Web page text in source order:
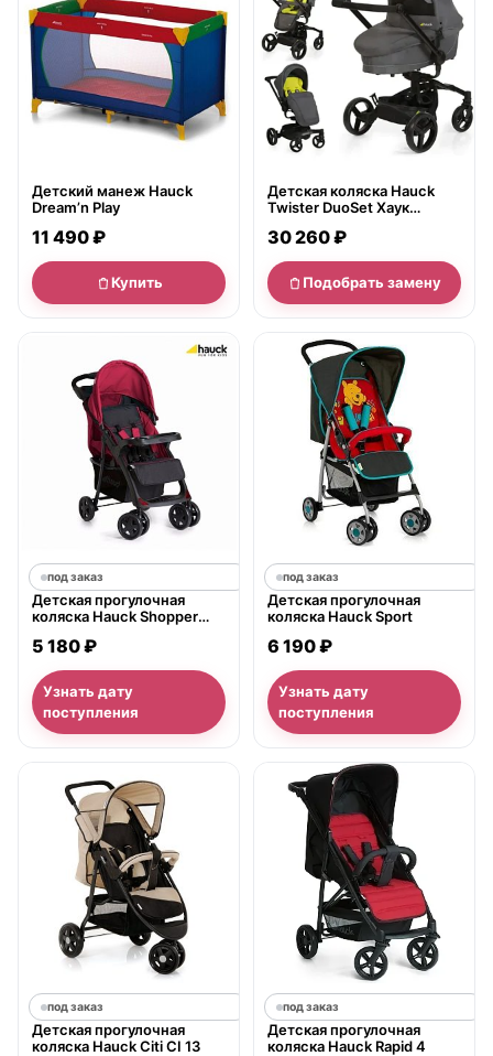
Детский манеж Hauck
Dream’n Play
11 490 ₽
Купить
Детская коляска Hauck
Twister DuoSet Хаук
30 260 ₽
Подобрать замену
под заказ
Детская прогулочная
коляска Hauck Shopper
5 180 ₽
Узнать дату
поступления
под заказ
Детская прогулочная
коляска Hauck Sport
6 190 ₽
Узнать дату
поступления
под заказ
Детская прогулочная
коляска Hauck Citi CI 13
под заказ
Детская прогулочная
коляска Hauck Rapid 4